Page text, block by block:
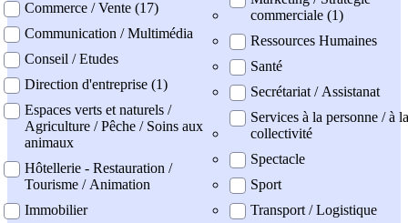
Commerce / Vente (17)
Communication / Multimédia
Conseil / Etudes
Direction d'entreprise (1)
Espaces verts et naturels /
Agriculture / Pêche / Soins aux
animaux
Hôtellerie - Restauration /
Tourisme / Animation
Immobilier
commerciale (1)
Ressources Humaines
Santé
Secrétariat / Assistanat
Services à la personne / à la
collectivité
Spectacle
Sport
Transport / Logistique